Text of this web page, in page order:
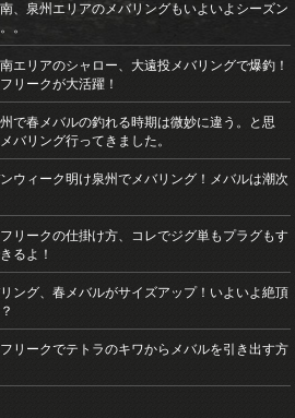
、泉州エリアのメバリングもいよいよシーズン
。
エリアのシャロー、大遠投メバリングで爆釣！
リークが大活躍！
で春メバルの釣れる時期は微妙に違う。と思
バリング行ってきました。
ウィーク明け泉州でメバリング！メバルは潮次
リークの仕掛け方、コレでジグ単もプラグもす
るよ！
ング、春メバルがサイズアップ！いよいよ絶頂
リークでテトラのキワからメバルを引き出す方